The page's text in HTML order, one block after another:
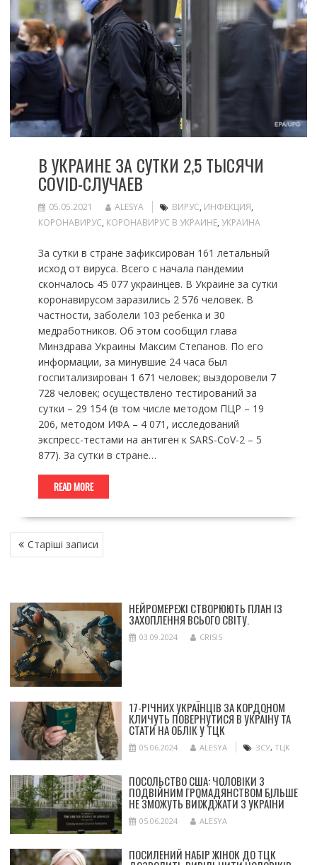
В УКРАИНЕ ЗА СУТКИ 2,5 ТЫСЯЧИ
COVID-СЛУЧАЕВ
05.05.2021 ALESYA ВИРУС, ИНФЕКЦИЯ,
КОРОНАВИРУС, КОРОНАВИРУС В УКРАИНЕ, УКРАИНА
За сутки в стране зафиксирован 161 летальный
исход от вируса. Всего с начала пандемии
скончалось 45 077 украинцев. В Украине за сутки
коронавирусом заразились 2 576 человек. В
частности, заболели 103 ребенка и 30
медработников. Об этом сообщил глава
Минздрава Украины Максим Степанов. По его
информации, за минувшие 24 часа был
госпитализирован 1 671 человек; выздоровели 7
728 человек; осуществлено тестирований за
сутки – 29 154 (в том числе методом ПЦР – 19
206, методом ИФА – 4 071, исследований
экспресс-тестами на антиген к SARS-CoV-2 – 5
877). За сутки в стране…
READ MORE
НАВІГАЦІЯ
ЗА Старіші записи
НЕЙРОМЕРЕЖІ СТВОРЮЮТЬ ПЛАН ІЗ
ЗАХОПЛЕННЯ ВСЬОГО СВІТУ.
03.09.2024 CRISIS
17-РІЧНИХ УКРАЇНЦІВ ЗА КОРДОНОМ
КЛИЧУТЬ ПОВЕРНУТИСЯ В УКРАЇНУ ТА
СТАТИ НА ОБЛІК У ТЦК
05.06.2024 ALESYA ЗСУ, ТЦК
ПОСОЛЬСТВО США: ЧОЛОВІКИ З
ПОДВІЙНИМ ГРОМАДЯНСТВОМ БІЛЬШЕ
НЕ ЗМОЖУТЬ ВИЇЖДЖАТИ З УКРАЇНИ
05.06.2024 ALESYA
ПОСИЛЕНИЙ НАБІР ЖІНОК ДО ТЦК